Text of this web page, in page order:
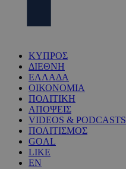
ΚΥΠΡΟΣ
ΔΙΕΘΝΗ
ΕΛΛΑΔΑ
ΟΙΚΟΝΟΜΙΑ
ΠΟΛΙΤΙΚΗ
ΑΠΟΨΕΙΣ
VIDEOS & PODCASTS
ΠΟΛΙΤΙΣΜΟΣ
GOAL
LIKE
EN